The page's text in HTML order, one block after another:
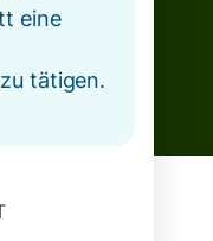
eine
tätigen.